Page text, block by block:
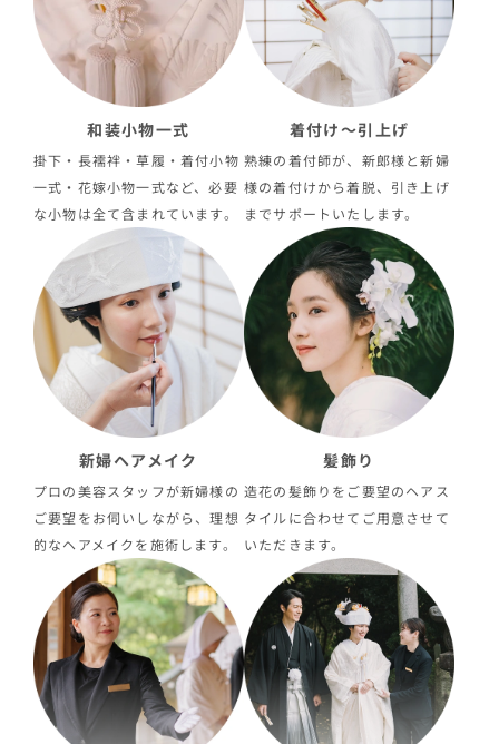
和装小物一式
掛下・長襦袢・草履・着付小物
一式・花嫁小物一式など、必要
な小物は全て含まれています。
着付け〜引上げ
熟練の着付師が、新郎様と新婦
様の着付けから着脱、引き上げ
までサポートいたします。
新婦ヘアメイク
プロの美容スタッフが新婦様の
ご要望をお伺いしながら、理想
的なヘアメイクを施術します。
髪飾り
造花の髪飾りをご要望のヘアス
タイルに合わせてご用意させて
いただきます。